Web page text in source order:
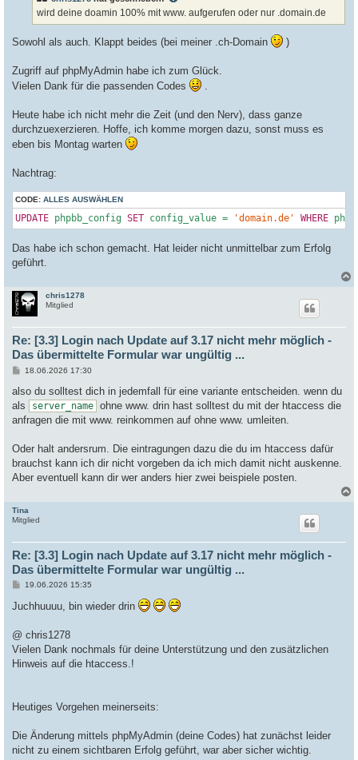
wird deine doamin 100% mit www. aufgerufen oder nur .domain.de
Sowohl als auch. Klappt beides (bei meiner .ch-Domain )
Zugriff auf phpMyAdmin habe ich zum Glück.
Vielen Dank für die passenden Codes
Heute habe ich nicht mehr die Zeit (und den Nerv), dass ganze
durchzuexerzieren. Hoffe, ich komme morgen dazu, sonst muss es
eben bis Montag warten
Nachtrag:
CODE: ALLES AUSWÄHLEN
UPDATE phpbb_config SET config_value = 'domain.de' WHERE
Das habe ich schon gemacht. Hat leider nicht unmittelbar zum Erfolg
geführt.
chris1278
Mitglied
Re: [3.3] Login nach Update auf 3.17 nicht mehr möglich -
Das übermittelte Formular war ungültig ...
B
i
r
a
18.06.2026 17:30
also du solltest dich in jedemfall für eine variante entscheiden. wenn du
als
server_name ohne www. drin hast solltest du mit der htaccess die
anfragen die mit www. reinkommen auf ohne www. umleiten.
Oder halt andersrum. Die eintragungen dazu die du im htaccess dafür
brauchst kann ich dir nicht vorgeben da ich mich damit nicht auskenne.
Aber eventuell kann dir wer anders hier zwei beispiele posten.
Tina
Mitglied
Re: [3.3] Login nach Update auf 3.17 nicht mehr möglich -
Das übermittelte Formular war ungültig ...
B
i
a
19.06.2026 15:35
Juchhuuuu, bin wieder drin
@ chris1278
Vielen Dank nochmals für deine Unterstützung und den zusätzlichen
Hinweis auf die htaccess.!
Heutiges Vorgehen meinerseits:
Die Änderung mittels phpMyAdmin (deine Codes) hat zunächst leider
nicht zu einem sichtbaren Erfolg geführt, war aber sicher wichtig.